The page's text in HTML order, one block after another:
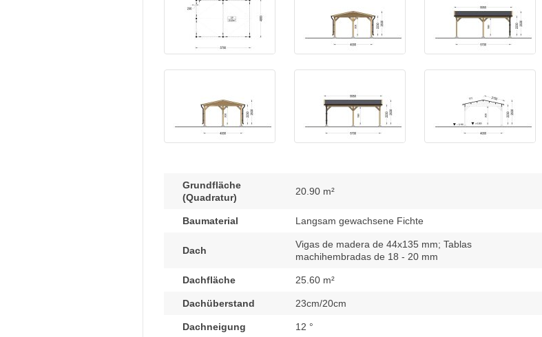
Grundfläche
(Quadratur)
20.90 m²
Baumaterial Langsam gewachsene Fichte
Dach
Vigas de madera de 44x135 mm; Tablas
machihembradas de 18 - 20 mm
Dachfläche 25.60 m²
Dachüberstand 23cm/20cm
Dachneigung 12 °